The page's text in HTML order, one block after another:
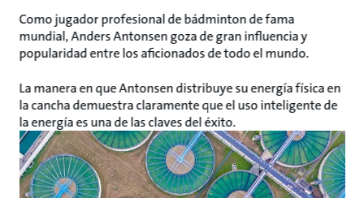
Como jugador profesional de bádminton de fama
mundial, Anders Antonsen goza de gran influencia y
popularidad entre los aficionados de todo el mundo.
La manera en que Antonsen distribuye su energía física en
la cancha demuestra claramente que el uso inteligente de
la energía es una de las claves del éxito.